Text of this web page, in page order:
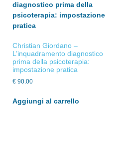
Christian Giordano –
L’inquadramento diagnostico
prima della psicoterapia:
impostazione pratica
€ 90.00
Aggiungi al carrello